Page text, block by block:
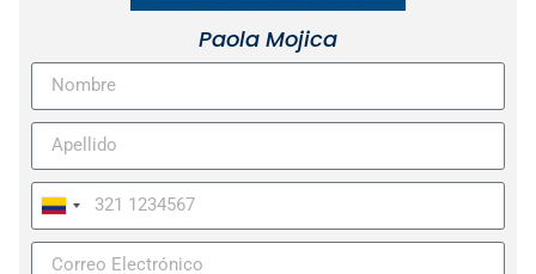
Paola Mojica
Colombia
+57